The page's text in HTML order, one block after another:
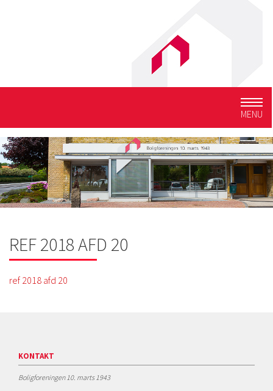
MENU
REF 2018 AFD 20
ref 2018 afd 20
KONTAKT
Boligforeningen 10. marts 1943